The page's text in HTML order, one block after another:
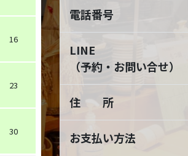
16
23
30
電話番号
LINE
（予約・お問い合せ）
住 所
お支払い方法